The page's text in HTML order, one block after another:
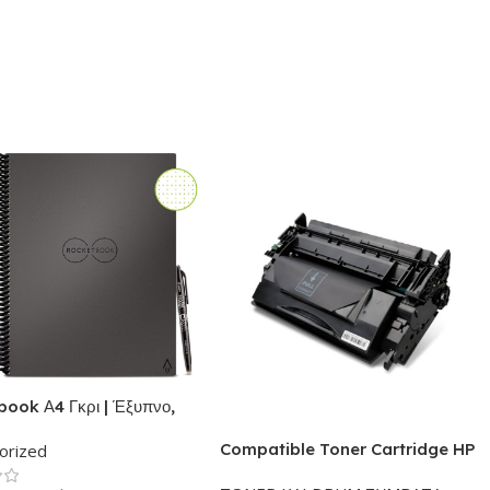
Α4 Γκρι | Έξυπνο,
τετράδιο-
| Το σετ
Compatible Toner Cartridge HP